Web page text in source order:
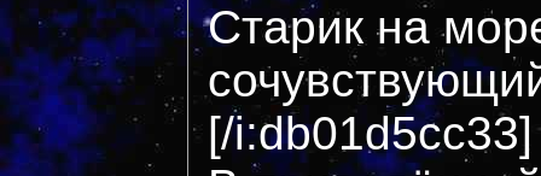
Старик на
[/i:db01d5cc33]